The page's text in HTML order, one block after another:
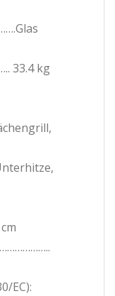
33.4 kg
EC):